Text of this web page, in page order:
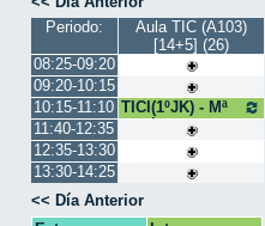
Periodo:
Aula TIC (A103)
[14+5] (26)
08:25-09:20
09:20-10:15
10:15-11:10 TICI(1ºJK) - Mª
José Bango
11:40-12:35
12:35-13:30
13:30-14:25
<< Día Anterior